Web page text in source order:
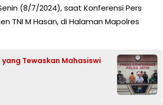
(8/7/2024), saat Konferensi Pers
TNI M Hasan, di Halaman Mapolres
Tewaskan Mahasiswi